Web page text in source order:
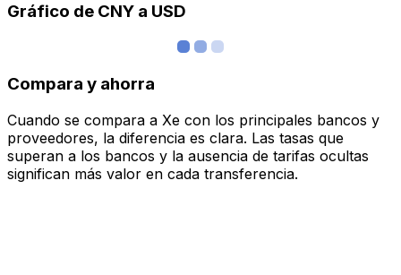
Gráfico de CNY a USD
Compara y ahorra
Cuando se compara a Xe con los principales bancos y
proveedores, la diferencia es clara. Las tasas que
superan a los bancos y la ausencia de tarifas ocultas
significan más valor en cada transferencia.